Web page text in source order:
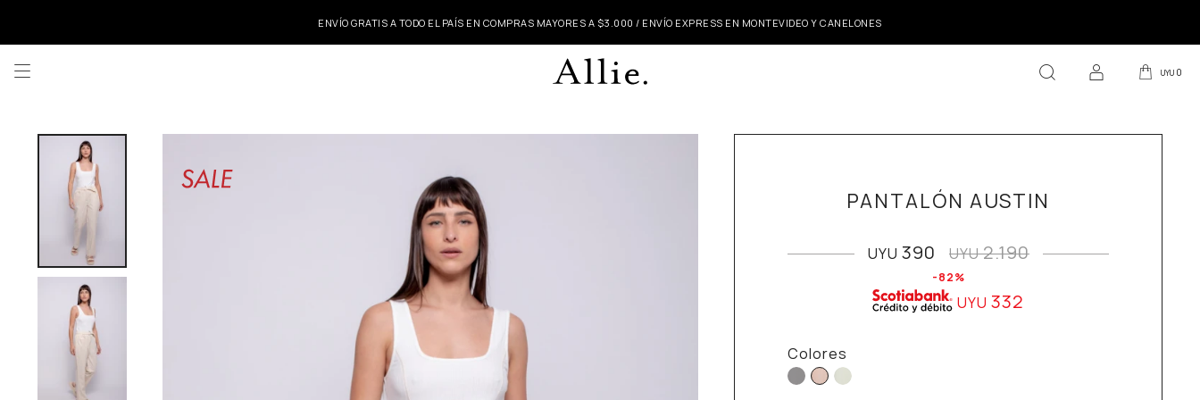
ENVÍO GRATIS A TODO EL PAÍS EN COMPRAS MAYORES A $3.000 / ENVÍO EXPRESS EN MONTEVIDEO Y CANELONES
UYU 0

PANTALÓN AUSTIN
UYU 390 UYU2.190
82
UYU 332
Colores